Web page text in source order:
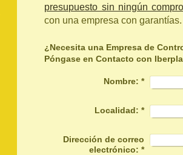
presupuesto sin ningún
con una empresa con garantías.
¿Necesita una Empresa de
Póngase en Contacto con
Nombre: *
Localidad: *
Dirección de correo
electrónico: *